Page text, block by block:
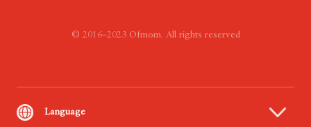
© 2016–2023 Ofmom. All rights reserved
Language